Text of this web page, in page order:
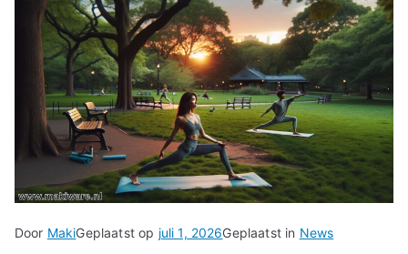
Door MakiGeplaatst op juli 1, 2026Geplaatst in News